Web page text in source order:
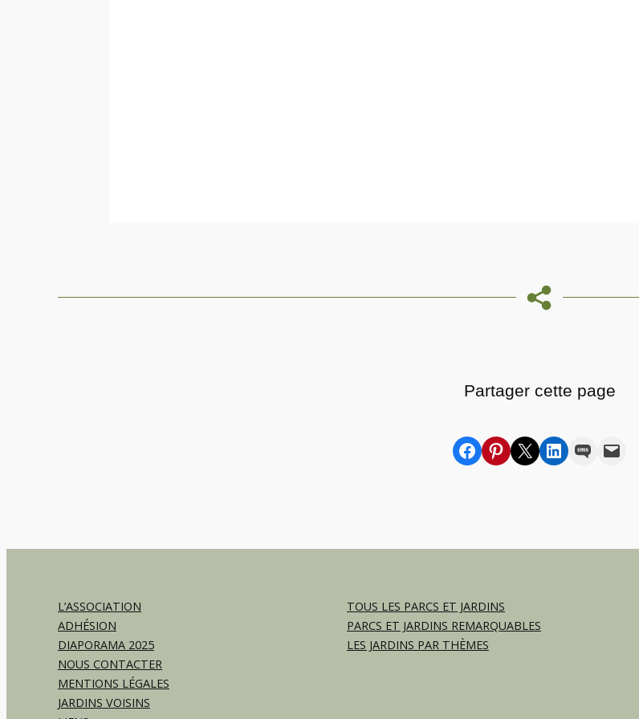
Partager cette page
Partager sur Facebook
sur Pinterest
sur X sur LinkedIn
par SMSpar e-mail
L’ASSOCIATION
ADHÉSION
DIAPORAMA 2025
NOUS CONTACTER
MENTIONS LÉGALES
JARDINS VOISINS
TOUS LES PARCS ET JARDINS
PARCS ET JARDINS REMARQUABLES
LES JARDINS PAR THÈMES